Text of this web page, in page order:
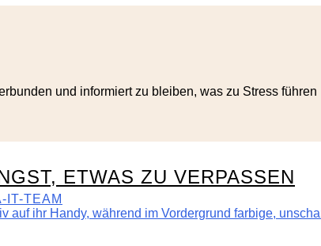
und informiert zu bleiben, was zu Stress führen
ETWAS ZU VERPASSEN
IT-TEAM